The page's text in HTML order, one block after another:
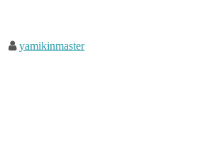
yamikinmaster